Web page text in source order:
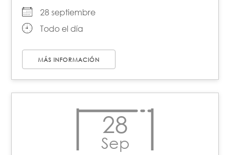
28 septiembre
Todo el día
MÁS INFORMACIÓN
28
Sep